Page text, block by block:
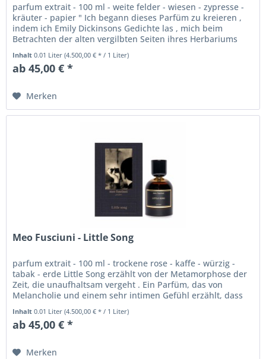
parfum extrait - 100 ml - weite felder - wiesen - zypresse -
kräuter - papier " Ich begann dieses Parfüm zu kreieren ,
indem ich Emily Dickinsons Gedichte las , mich beim
Betrachten der alten vergilbten Seiten ihres Herbariums
Inhalt0.01 Liter(4.500,00 € * / 1 Liter)
ab 45,00 € *
Merken
Meo Fusciuni - Little Song
parfum extrait - 100 ml - trockene rose - kaffe - würzig -
tabak - erde Little Song erzählt von der Metamorphose der
Zeit, die unaufhaltsam vergeht . Ein Parfüm, das von
Melancholie und einem sehr intimen Gefühl erzählt, dass
Inhalt0.01 Liter(4.500,00 € * / 1 Liter)
ab 45,00 € *
Merken